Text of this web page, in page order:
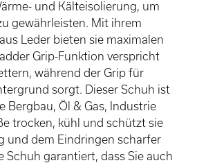
und Kälteisolierung, um
gewährleisten. Mit ihrem
Leder bieten sie maximalen
Grip-Funktion verspricht
während der Grip für
sorgt. Dieser Schuh ist
Bergbau, Öl & Gas, Industrie
trocken, kühl und schützt sie
und dem Eindringen scharfer
Schuh garantiert, dass Sie auch